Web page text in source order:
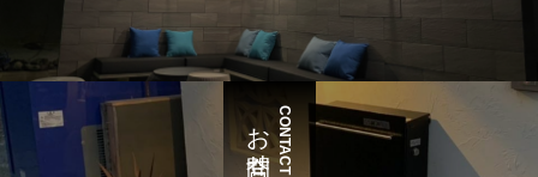
CONTACT
お問合せ